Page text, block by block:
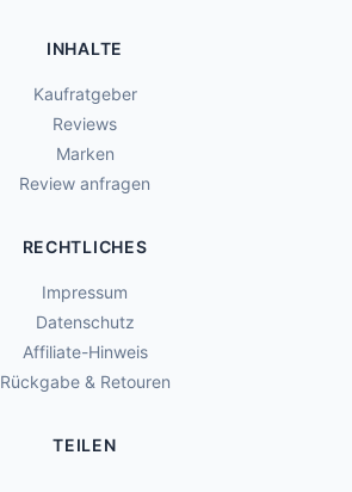
INHALTE
Kaufratgeber
Reviews
Marken
Review anfragen
RECHTLICHES
Impressum
Datenschutz
Affiliate-Hinweis
Rückgabe & Retouren
TEILEN